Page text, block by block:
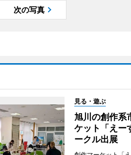
次の写真
見る・遊ぶ
旭川の創作系
ケット「え
ークル出展